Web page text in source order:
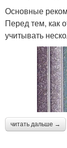
Основные
Перед тем, как
учитывать
читать дальше →